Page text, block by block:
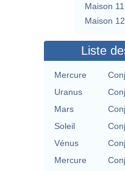
Maison 11
Maison 12
Liste
Mercure
Uranus
Mars
Soleil
Vénus
Mercure